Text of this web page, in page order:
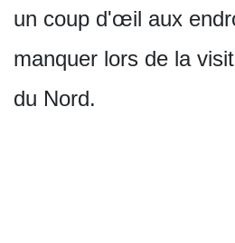
un coup d'œil aux
manquer lors de la
du Nord.